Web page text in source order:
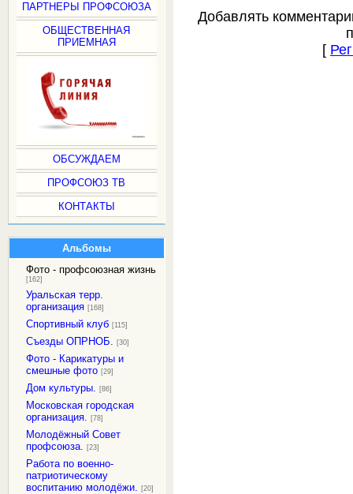
ПАРТНЕРЫ ПРОФСОЮЗА
ОБЩЕСТВЕННАЯ
ПРИЕМНАЯ
ОБСУЖДАЕМ
ПРОФСОЮЗ ТВ
КОНТАКТЫ
Альбомы
Фото - профсоюзная жизнь
[162]
Уральская терр.
организация [168]
Спортивный клуб [115]
Съезды ОПРНОБ. [30]
Фото - Карикатуры и
смешные фото [29]
Дом культуры. [86]
Московская городская
организация. [78]
Молодёжный Совет
профсоюза. [23]
Работа по военно-
патриотическому
воспитанию молодёжи. [20]
Добавлять
[